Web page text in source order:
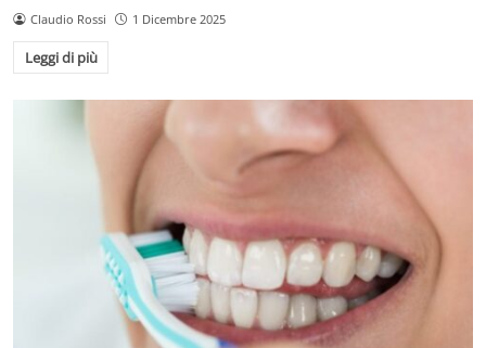
Claudio Rossi 1 Dicembre 2025
Leggi di più